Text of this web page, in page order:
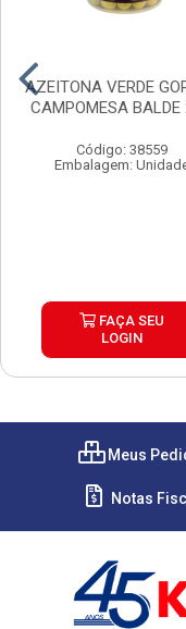
AZEITONA VERDE
CAMPOMESA BALDE
Código: 38559
Embalagem:
FAÇA SEU
LOGIN
Meus
Notas